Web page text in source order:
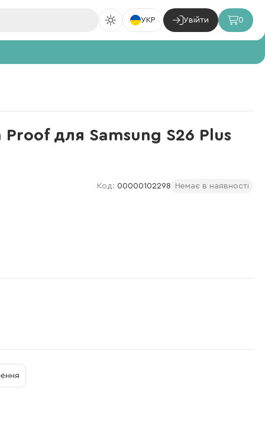
УКР Увійти 0
для Samsung S26 Plus
Код: 00000102298 Немає в наявності